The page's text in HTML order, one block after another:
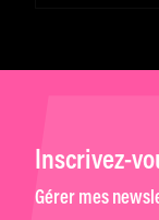
Inscrivez-
Gérer mes